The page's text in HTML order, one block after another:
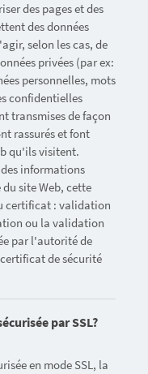
des pages et des
des données
selon les cas, de
privées (par ex:
personnelles, mots
confidentielles
transmises de façon
rassurés et font
qu'ils visitent.
informations
site Web, cette
certificat : validation
ou la validation
par l'autorité de
de sécurité
par SSL?
en mode SSL, la